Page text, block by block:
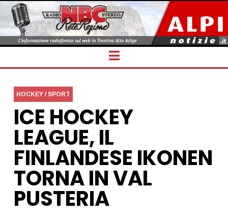
Navigation
HOCKEY / SPORT
ICE HOCKEY
LEAGUE, IL
FINLANDESE IKONEN
TORNA IN VAL
PUSTERIA